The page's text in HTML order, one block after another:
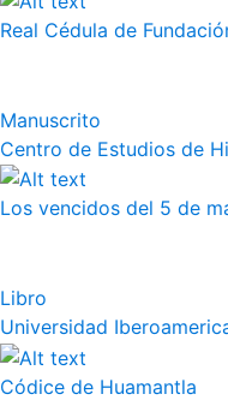
Real Cédula de
Manuscrito
Centro de Estudios de
Los vencidos del 5 de
Libro
Universidad
Códice de Huamantla